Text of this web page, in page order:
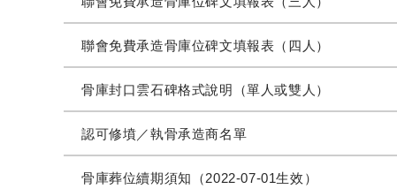
聯會免費承造骨庫位碑文填報表（四人）
骨庫封口雲石碑格式說明（單人或雙人）
認可修墳／執骨承造商名單
骨庫葬位續期須知（2022-07-01生效）